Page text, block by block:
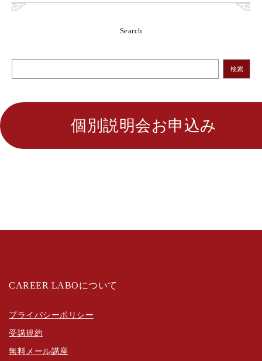
Search
検索
個別説明会お申込み
CAREER LABOについて
プライバシーポリシー
受講規約
無料メール講座